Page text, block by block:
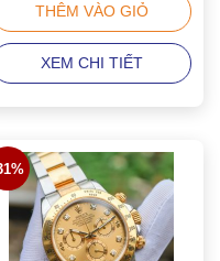
THÊM VÀO GIỎ
XEM CHI TIẾT